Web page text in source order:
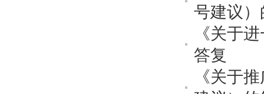
号建议
《关于
答复
《关于